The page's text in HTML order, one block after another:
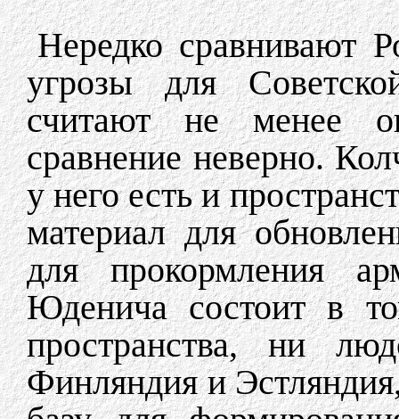
Нередко сравнивают
угрозы для
считают не менее
сравнение неверно.
у него есть и
материал для
для прокормления
Юденича состоит в
пространства, ни
Финляндия и